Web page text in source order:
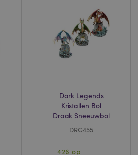
Dark Legends
Kristallen Bol
Draak Sneeuwbol
DRG455
426 op